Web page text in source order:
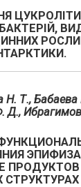
Т., Бабаева
Д.,
СТРУКТУРАХ